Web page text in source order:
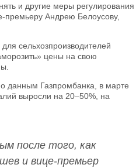
и другие меры регулирования
Андрею Белоусову,
сельхозпроизводителей
цены на свою
данным Газпромбанка, в марте
выросли на 20–50%, на
после того, как
и вице-премьер